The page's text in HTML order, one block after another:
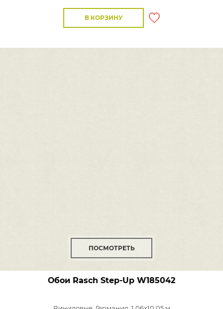
В КОРЗИНУ
ПОСМОТРЕТЬ
Обои Rasch Step-Up W185042